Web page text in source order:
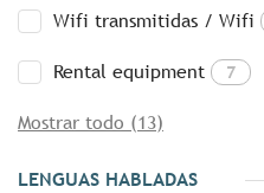
Wifi transmitidas / Wifi
Rental equipment 7
Mostrar todo (13)
LENGUAS HABLADAS